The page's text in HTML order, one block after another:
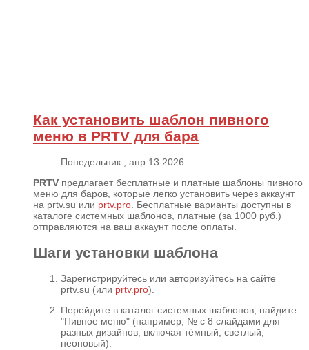
Как установить шаблон пивного
меню в PRTV для бара
Понедельник , апр 13 2026
PRTV предлагает бесплатные и платные шаблоны пивного
меню для баров, которые легко установить через аккаунт
на prtv.su или prtv.pro. Бесплатные варианты доступны в
каталоге системных шаблонов, платные (за 1000 руб.)
отправляются на ваш аккаунт после оплаты.
Шаги установки шаблона
Зарегистрируйтесь или авторизуйтесь на сайте
prtv.su (или prtv.pro).
Перейдите в каталог системных шаблонов, найдите
"Пивное меню" (например, № с 8 слайдами для
разных дизайнов, включая тёмный, светлый,
неоновый).